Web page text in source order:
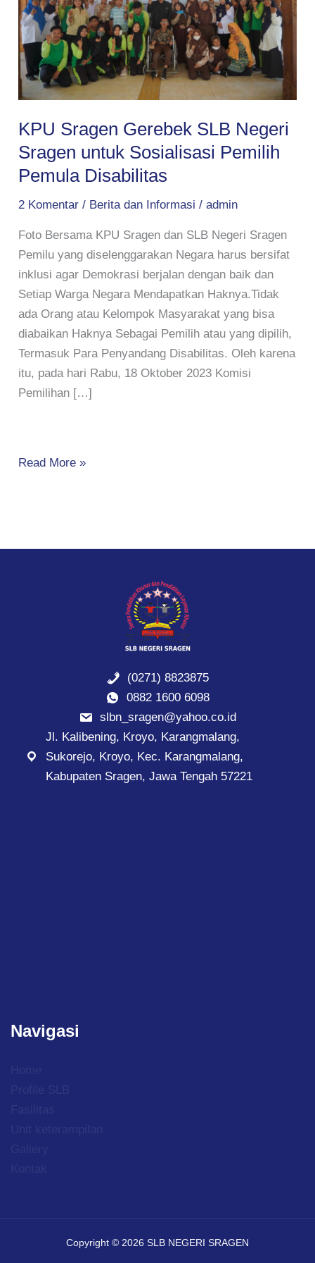
KPU Sragen Gerebek SLB Negeri
Sragen untuk Sosialisasi Pemilih
Pemula Disabilitas
2 Komentar / Berita dan Informasi /admin
Foto Bersama KPU Sragen dan SLB Negeri Sragen
Pemilu yang diselenggarakan Negara harus bersifat
inklusi agar Demokrasi berjalan dengan baik dan
Setiap Warga Negara Mendapatkan Haknya.Tidak
ada Orang atau Kelompok Masyarakat yang bisa
diabaikan Haknya Sebagai Pemilih atau yang dipilih,
Termasuk Para Penyandang Disabilitas. Oleh karena
itu, pada hari Rabu, 18 Oktober 2023 Komisi
Pemilihan […]
Sragen
untuk
Sosialisasi
Pemilih
Pemula
Disabilitas
Read More »
(0271) 8823875
0882 1600 6098
slbn_sragen@yahoo.co.id
Jl. Kalibening, Kroyo, Karangmalang,
Sukorejo, Kroyo, Kec. Karangmalang,
Kabupaten Sragen, Jawa Tengah 57221
Navigasi
Copyright © 2026 SLB NEGERI SRAGEN